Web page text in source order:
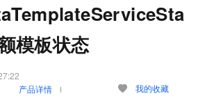
模板状态
产品详情 我的收藏